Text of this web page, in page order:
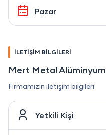
Pazar
İLETİŞİM BİLGİLERİ
Mert Metal Alüminyum
Firmamızın iletişim bilgileri
Yetkili Kişi